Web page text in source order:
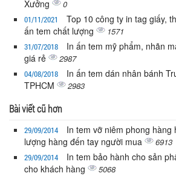
Xưởng 0
01/11/2021
Top 10 công ty in tag giấy,
ấn tem chất lượng
1571
31/07/2018
In ấn tem mỹ phẩm, nhãn
giá rẻ
2987
04/08/2018
In ấn tem dán nhân bánh
TPHCM
2983
Bài viết cũ hơn
29/09/2014
In tem vỡ niêm phong hàng
lượng hàng đến tay người mua
6913
29/09/2014
In tem bảo hành cho sản
cho khách hàng
5068